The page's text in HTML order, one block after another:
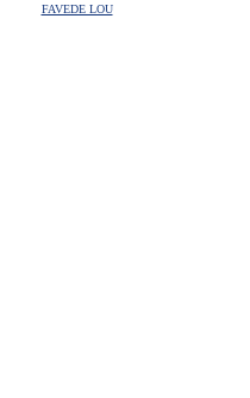
FAVEDE LOU